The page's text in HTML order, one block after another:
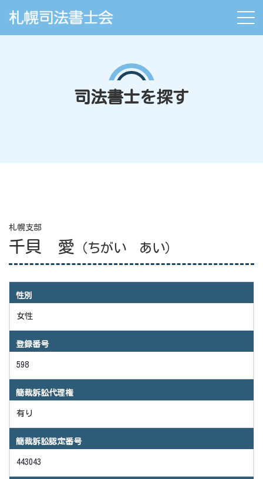
司法書士を探す
札幌支部
千貝 愛 （ちがい あい）
性別
女性
登録番号
598
簡裁訴訟代理権
有り
簡裁訴訟認定番号
443043